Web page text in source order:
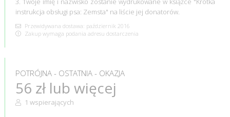
instrukcja obsługi psa: Zemsta" na liście jej donatorów.
Przewidywana dostawa: październik 2016
Zakup wymaga podania adresu dostarczenia
POTRÓJNA - OSTATNIA - OKAZJA
56 zł lub więcej
1 wspierających